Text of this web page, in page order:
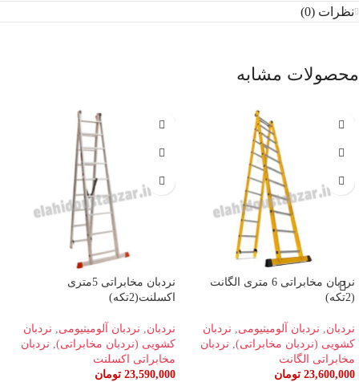
نظرات (0)
محصولات مشابه
نردبان مخابراتی 6 متری الگانت
(2تکه)
نردبان, نردبان آلومینیومی, نردبان
کشویی (نردبان مخابراتی), نردبان
مخابراتی الگانت
23,600,000 تومان
نردبان مخابراتی 5متری
اکسلنت(2تکه)
نردبان, نردبان آلومینیومی, نردبان
کشویی (نردبان مخابراتی), نردبان
مخابراتی اکسلنت
23,590,000 تومان